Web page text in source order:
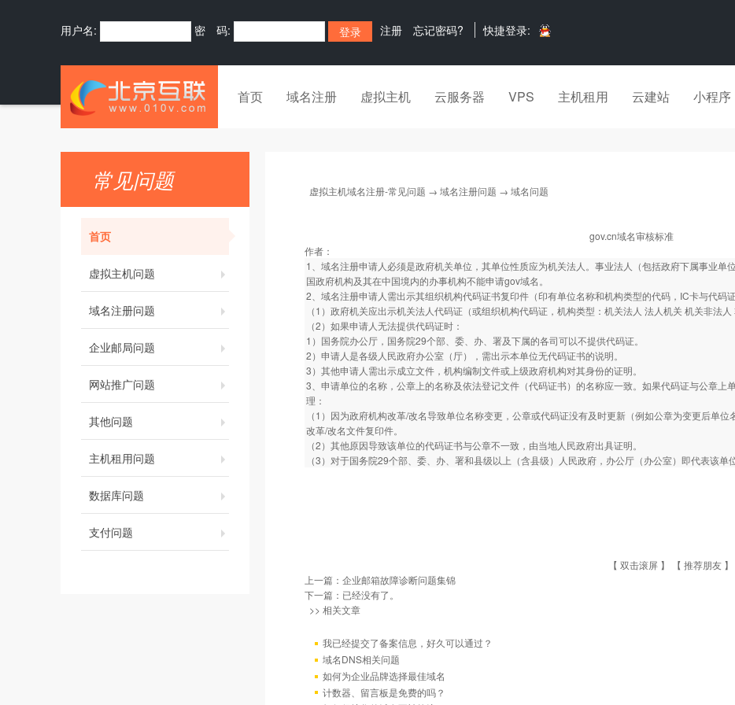
用户名: 密 码: 注册 忘记密码? 快捷登录:
首页 域名注册 虚拟主机 云服务器 VPS 主机租用 云建站 小程序
常见问题
首页
虚拟主机问题
域名注册问题
企业邮局问题
网站推广问题
其他问题
主机租用问题
数据库问题
支付问题
虚拟主机域名注册-常见问题 → 域名注册问题 → 域名问题
gov.cn域名审核标准
作者：
1、域名注册申请人必须是政府机关单位，其单位性质应为机关法人。事业法人（包括政府下属事业单
国政府机构及其在中国境内的办事机构不能申请gov域名。
2、域名注册申请人需出示其组织机构代码证书复印件（印有单位名称和机构类型的代码，IC卡与代码证
（1）政府机关应出示机关法人代码证（或组织机构代码证，机构类型：机关法人 法人机关 机关非法人
（2）如果申请人无法提供代码证时：
1）国务院办公厅，国务院29个部、委、办、署及下属的各司可以不提供代码证。
2）申请人是各级人民政府办公室（厅），需出示本单位无代码证书的说明。
3）其他申请人需出示成立文件，机构编制文件或上级政府机构对其身份的证明。
3、申请单位的名称，公章上的名称及依法登记文件（代码证书）的名称应一致。如果代码证与公章上
理：
（1）因为政府机构改革/改名导致单位名称变更，公章或代码证没有及时更新（例如公章为变更后单
改革/改名文件复印件。
（2）其他原因导致该单位的代码证书与公章不一致，由当地人民政府出具证明。
（3）对于国务院29个部、委、办、署和县级以上（含县级）人民政府，办公厅（办公室）即代表该单
【 双击滚屏 】 【 推荐朋友
上一篇： 企业邮箱故障诊断问题集锦
下一篇：已经没有了。
>> 相关文章
我已经提交了备案信息，好久可以通过？
域名DNS相关问题
如何为企业品牌选择最佳域名
计数器、留言板是免费的吗？